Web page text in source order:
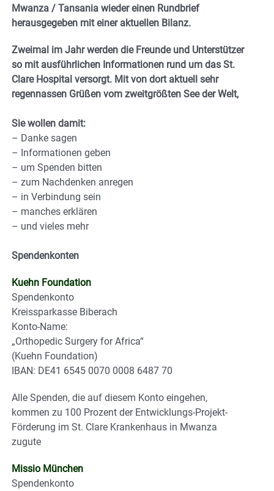
Mwanza / Tansania wieder einen Rundbrief
herausgegeben mit einer aktuellen Bilanz.
Zweimal im Jahr werden die Freunde und Unterstützer
so mit ausführlichen Informationen rund um das St.
Clare Hospital versorgt. Mit von dort aktuell sehr
regennassen Grüßen vom zweitgrößten See der Welt,
Sie wollen damit:
– Danke sagen
– Informationen geben
– um Spenden bitten
– zum Nachdenken anregen
– in Verbindung sein
– manches erklären
– und vieles mehr
Spendenkonten
Kuehn Foundation
Spendenkonto
Kreissparkasse Biberach
Konto-Name:
„Orthopedic Surgery for Africa“
(Kuehn Foundation)
IBAN: DE41 6545 0070 0008 6487 70
Alle Spenden, die auf diesem Konto eingehen,
kommen zu 100 Prozent der Entwicklungs-Projekt-
Förderung im St. Clare Krankenhaus in Mwanza
zugute
Missio München
Spendenkonto